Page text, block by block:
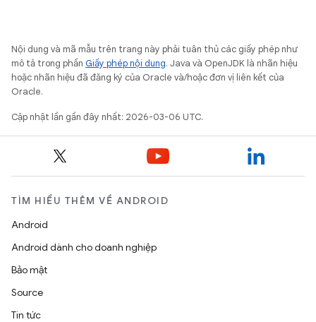
Nội dung và mã mẫu trên trang này phải tuân thủ các giấy phép như
mô tả trong phần Giấy phép nội dung. Java và OpenJDK là nhãn hiệu
hoặc nhãn hiệu đã đăng ký của Oracle và/hoặc đơn vị liên kết của
Oracle.
Cập nhật lần gần đây nhất: 2026-03-06 UTC.
TÌM HIỂU THÊM VỀ ANDROID
Android
Android dành cho doanh nghiệp
Bảo mật
Source
Tin tức